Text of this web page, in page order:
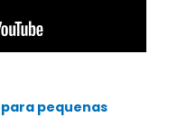
pequenas